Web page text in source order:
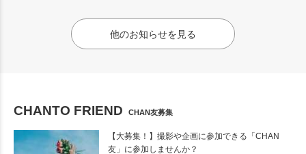
他のお知らせを見る
CHANTO FRIEND CHAN友募集
【大募集！】撮影や企画に参加できる「CHAN
友」に参加しませんか？